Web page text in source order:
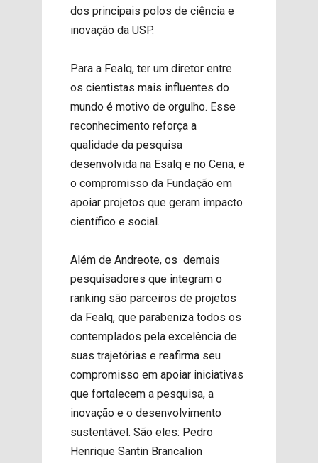
dos principais polos de ciência e
inovação da USP.
Para a Fealq, ter um diretor entre
os cientistas mais influentes do
mundo é motivo de orgulho. Esse
reconhecimento reforça a
qualidade da pesquisa
desenvolvida na Esalq e no Cena, e
o compromisso da Fundação em
apoiar projetos que geram impacto
científico e social.
Além de Andreote, os demais
pesquisadores que integram o
ranking são parceiros de projetos
da Fealq, que parabeniza todos os
contemplados pela excelência de
suas trajetórias e reafirma seu
compromisso em apoiar iniciativas
que fortalecem a pesquisa, a
inovação e o desenvolvimento
sustentável. São eles: Pedro
Henrique Santin Brancalion